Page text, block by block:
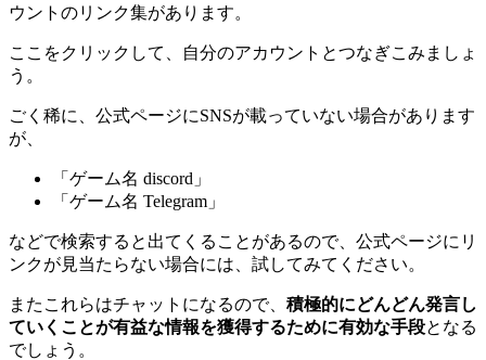
ウントのリンク集があります。
ここをクリックして、自分のアカウントとつなぎこみましょ
う。
ごく稀に、公式ページにSNSが載っていない場合があります
が、
「ゲーム名 discord」
「ゲーム名 Telegram」
などで検索すると出てくることがあるので、公式ページにリ
ンクが見当たらない場合には、試してみてください。
またこれらはチャットになるので、 積極的にどんどん発言し
ていくことが有益な情報を獲得するために有効な手段となる
でしょう。